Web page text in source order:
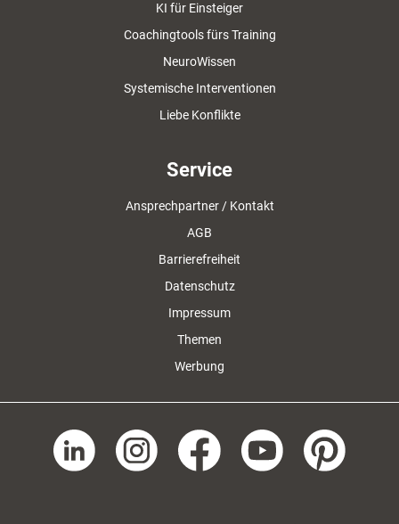
KI für Einsteiger
Coachingtools fürs Training
NeuroWissen
Systemische Interventionen
Liebe Konflikte
Service
Ansprechpartner / Kontakt
AGB
Barrierefreiheit
Datenschutz
Impressum
Themen
Werbung